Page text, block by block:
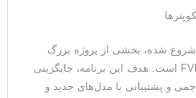
برنامه FLRAA که از سال ۲۰۱۹ شروع شده، بخشی از پروژه بزرگ
مدرن‌سازی ارتش آمریکا با نام FVL است. هدف این برنامه، جایگزینی
و پشتیبانی با مدل‌های جدید و